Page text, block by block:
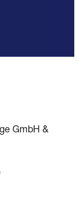
GmbH &